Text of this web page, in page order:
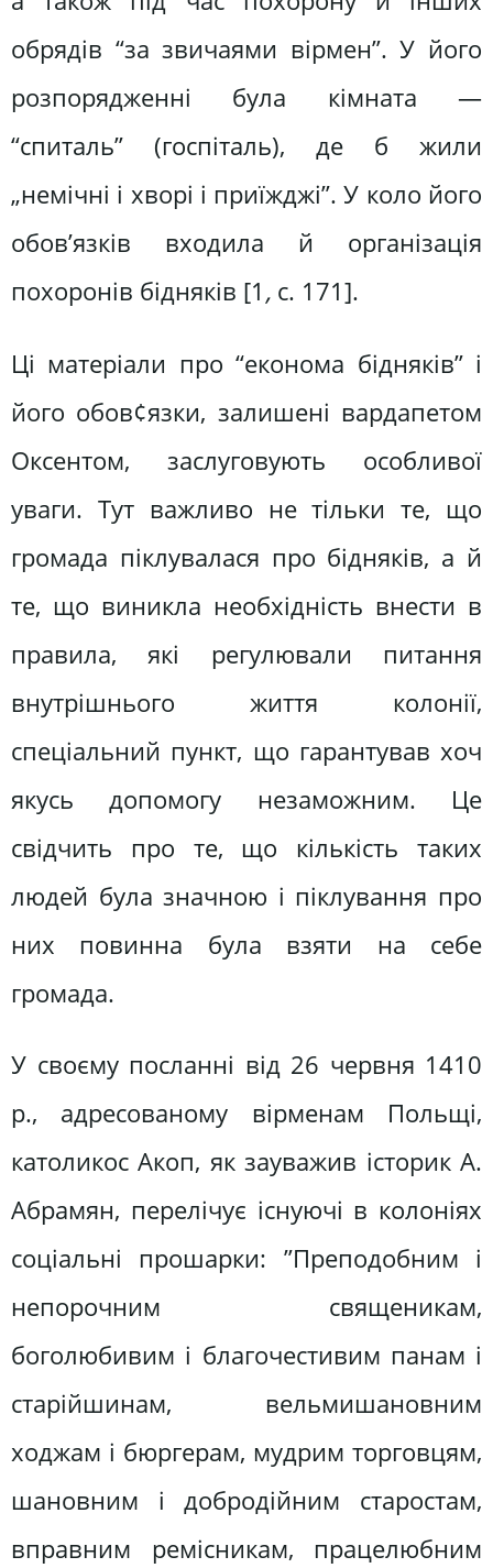
обрядів “за звичаями вірмен”. У його
розпорядженні була кімната ―
“спиталь” (госпіталь), де б жили
„немічні і хворі і приїжджі”. У коло його
обов’язків входила й організація
похоронів бідняків [1, с. 171].
Ці матеріали про “економа бідняків” і
його обов¢язки, залишені вардапетом
Оксентом, заслуговують особливої
уваги. Тут важливо не тільки те, що
громада піклувалася про бідняків, а й
те, що виникла необхідність внести в
правила, які регулювали питання
внутрішнього життя колонії,
спеціальний пункт, що гарантував хоч
якусь допомогу незаможним. Це
свідчить про те, що кількість таких
людей була значною і піклування про
них повинна була взяти на себе
громада.
У своєму посланні від 26 червня 1410
р., адресованому вірменам Польщі,
католикос Акоп, як зауважив історик А.
Абрамян, перелічує існуючі в колоніях
соціальні прошарки: ”Преподобним і
непорочним священикам,
боголюбивим і благочестивим панам і
старійшинам, вельмишановним
ходжам і бюргерам, мудрим торговцям,
шановним і добродійним старостам,
вправним ремісникам, працелюбним